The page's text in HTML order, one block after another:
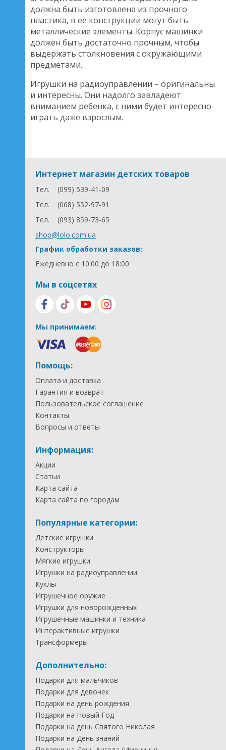
должна быть изготовлена из прочного
пластика, в ее конструкции могут быть
металлические элементы. Корпус машинки
должен быть достаточно прочным, чтобы
выдержать столкновения с окружающими
предметами.
Игрушки на радиоуправлении – оригинальны
и интересны. Они надолго завладеют
вниманием ребенка, с ними будет интересно
играть даже взрослым.
Интернет магазин детских товаров
Тел.
(099) 539-41-09
Тел.
(068) 552-97-91
Тел.
(093) 859-73-65
shop@lolo.com.ua
График обработки заказов:
Ежедневно с 10:00 до 18:00
Мы в соцсетях
Мы принимаем:
Помощь:
Оплата и доставка
Гарантия и возврат
Пользовательское соглашение
Контакты
Вопросы и ответы
Информация:
Акции
Статьи
Карта сайта
Карта сайта по городам
Популярные категории:
Детские игрушки
Конструкторы
Мягкие игрушки
Игрушки на радиоуправлении
Куклы
Игрушечное оружие
Игрушки для новорожденных
Игрушечные машинки и техника
Интерактивные игрушки
Трансформеры
Дополнительно:
Подарки для мальчиков
Подарки для девочек
Подарки на день рождения
Подарки на Новый Год
Подарки на день Святого Николая
Подарки на День знаний